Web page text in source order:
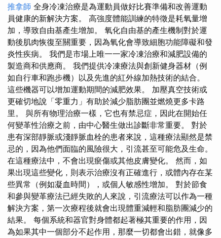
推拿師 全身冷凍治療是為運動員做好比賽準備和改善運動
員健康的新解決方案。 高強度體能訓練的特徵是耗氧量增
加，導致自由基產生增加。 氧化自由基的產生機制對於運
動後肌肉恢復至關重要，因為氧化會導致細胞功能障礙和發
炎性疾病。 我們是市場上唯一一家冷凍治療和減肥設備的
製造商和供應商。 我們提供冷凍療法與創新健身器材（例
如自行車和跑步機）以及先進的紅外線加熱技術的結合。
這些機器可以增加運動期間的減肥效果。 加壓真空技術或
更確切地說「零重力」有助於減少脂肪團並燃燒更多卡路
里。 與所有物理治療一樣，它也有禁忌症，因此在開始任
何變革性治療之前，由中心醫生做出診斷非常重要。 對於
患有深部靜脈或淺靜脈血栓的患者來說，這種療法顯然是禁
忌的，因為他們面臨的風險很大，引流甚至可能危及生命。
在這種療法中，不會出現瘀傷或其他皮膚變化。 然而，如
果出現這些變化，則表示治療沒有正確進行，或體內存在某
些異常（例如凝血時間），或個人敏感性增加。 對於節食
和參與變革療法已經失敗的人來說，引流療法可以作為一種
解決方案，第一次療程後就會出現體重減輕和脂肪團減少的
結果。 每個系統和器官對身體都起著極其重要的作用，因
為如果其中一個部分不起作用，那麼一切都會出錯，就像多